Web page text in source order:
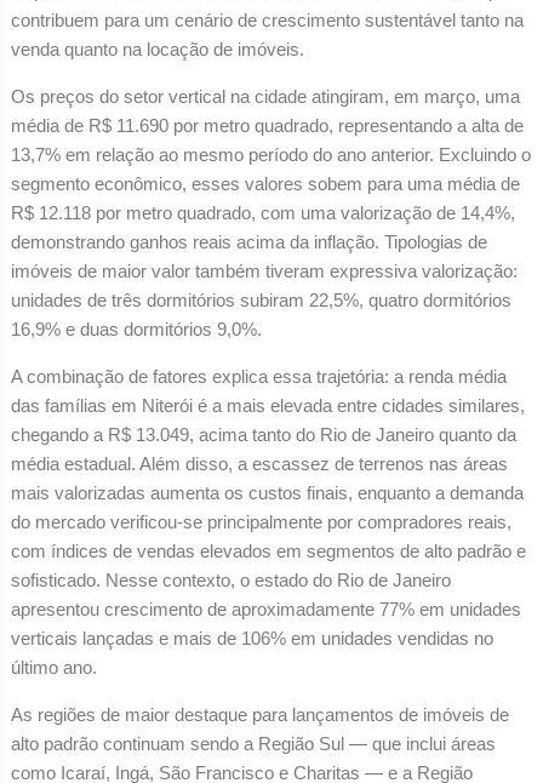
contribuem para um cenário de crescimento sustentável tanto na
venda quanto na locação de imóveis.
Os preços do setor vertical na cidade atingiram, em março, uma
média de R$ 11.690 por metro quadrado, representando a alta de
13,7% em relação ao mesmo período do ano anterior. Excluindo o
segmento econômico, esses valores sobem para uma média de
R$ 12.118 por metro quadrado, com uma valorização de 14,4%,
demonstrando ganhos reais acima da inflação. Tipologias de
imóveis de maior valor também tiveram expressiva valorização:
unidades de três dormitórios subiram 22,5%, quatro dormitórios
16,9% e duas dormitórios 9,0%.
A combinação de fatores explica essa trajetória: a renda média
das famílias em Niterói é a mais elevada entre cidades similares,
chegando a R$ 13.049, acima tanto do Rio de Janeiro quanto da
média estadual. Além disso, a escassez de terrenos nas áreas
mais valorizadas aumenta os custos finais, enquanto a demanda
do mercado verificou-se principalmente por compradores reais,
com índices de vendas elevados em segmentos de alto padrão e
sofisticado. Nesse contexto, o estado do Rio de Janeiro
apresentou crescimento de aproximadamente 77% em unidades
verticais lançadas e mais de 106% em unidades vendidas no
último ano.
As regiões de maior destaque para lançamentos de imóveis de
alto padrão continuam sendo a Região Sul — que inclui áreas
como Icaraí, Ingá, São Francisco e Charitas — e a Região